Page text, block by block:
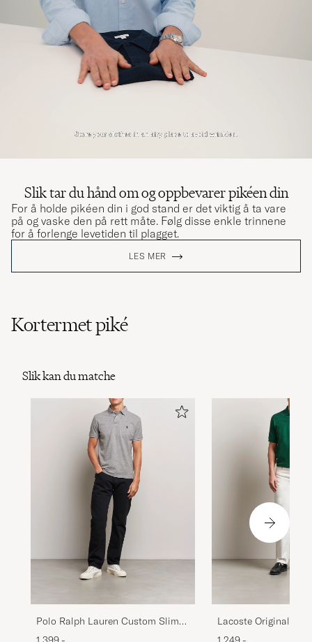
Slik tar du hånd om og oppbevarer pikéen din
For å holde pikéen din i god stand er det viktig å ta vare
på og vaske den på rett måte. Følg disse enkle trinnene
for å forlenge levetiden til plagget.
LES MER
Kortermet piké
Slik kan du matche
Polo Ralph Lauren Custom Slim
Fit Polo Canterbury Heather
Lacoste Original